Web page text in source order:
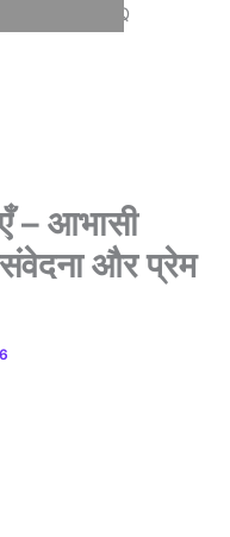
pr1kL7kJQ
– आभासी
संवेदना और प्रेम